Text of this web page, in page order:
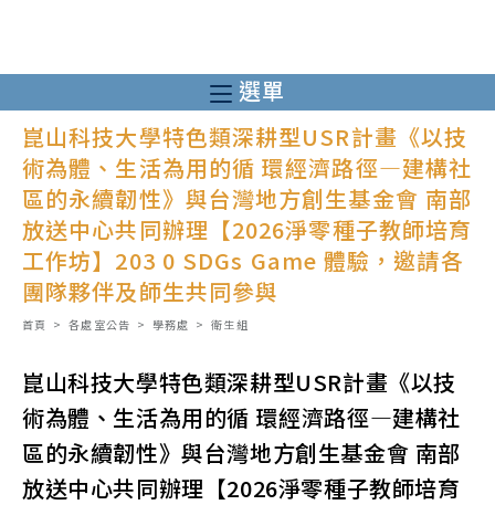
至
主
內
選單
崑山科技大學特色類深耕型USR計畫《以技
術為體、生活為用的循 環經濟路徑—建構社
區的永續韌性》與台灣地方創生基金會 南部
放送中心共同辦理【2026淨零種子教師培育
工作坊】203 0 SDGs Game 體驗，邀請各
團隊夥伴及師生共同參與
首頁 > 各處室公告 > 學務處 > 衛生組
崑山科技大學特色類深耕型USR計畫《以技
術為體、生活為用的循 環經濟路徑—建構社
區的永續韌性》與台灣地方創生基金會 南部
放送中心共同辦理【2026淨零種子教師培育